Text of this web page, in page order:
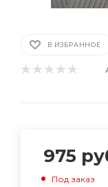
В ИЗБРАННОЕ
975
Под заказ